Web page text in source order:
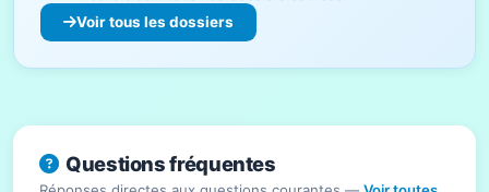
Voir tous les dossiers
Questions fréquentes